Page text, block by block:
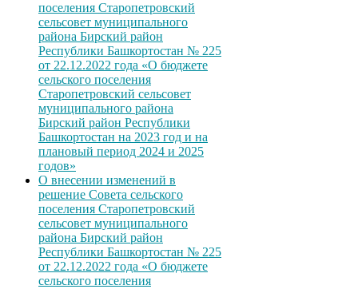
поселения Старопетровский
сельсовет муниципального
района Бирский район
Республики Башкортостан № 225
от 22.12.2022 года «О бюджете
сельского поселения
Старопетровский сельсовет
муниципального района
Бирский район Республики
Башкортостан на 2023 год и на
плановый период 2024 и 2025
годов»
О внесении изменений в
решение Совета сельского
поселения Старопетровский
сельсовет муниципального
района Бирский район
Республики Башкортостан № 225
от 22.12.2022 года «О бюджете
сельского поселения